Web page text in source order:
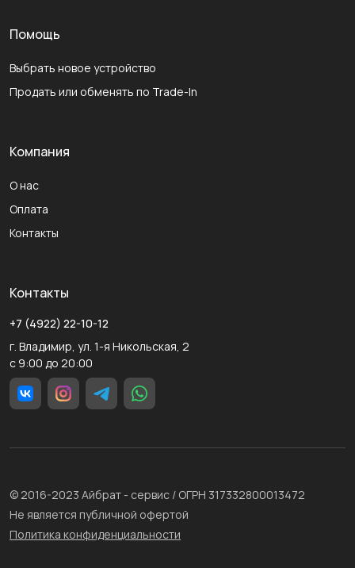
Помощь
Выбрать новое устройство
Продать или обменять по Trade-In
Компания
О нас
Оплата
Контакты
Контакты
+7 (4922) 22-10-12
г. Владимир, ул. 1-я Никольская, 2
с 9:00 до 20:00
© 2016-2023 Айбрат - сервис / ОГРН 317332800013472
Не является публичной офертой
Политика конфиденциальности